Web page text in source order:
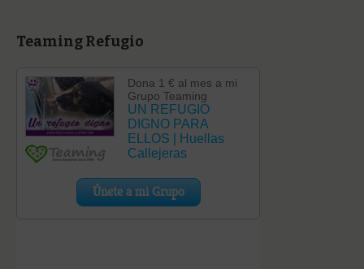
Teaming Refugio